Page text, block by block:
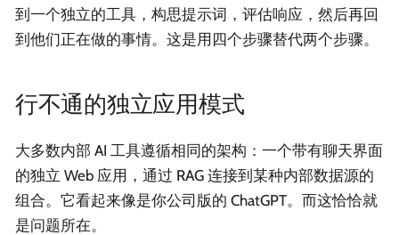
到一个独立的工具，构思提示词，评估响应，然后再回
到他们正在做的事情。这是用四个步骤替代两个步骤。
行不通的独立应用模式
大多数内部 AI 工具遵循相同的架构：一个带有聊天界面
的独立 Web 应用，通过 RAG 连接到某种内部数据源的
组合。它看起来像是你公司版的 ChatGPT。而这恰恰就
是问题所在。